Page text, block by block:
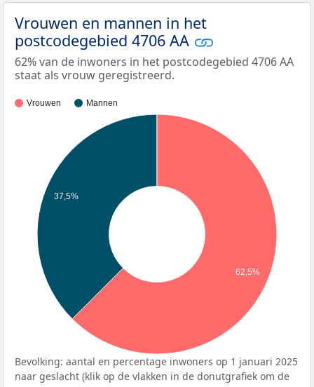
Vrouwen en mannen in het
postcodegebied 4706 AA
62% van de inwoners in het postcodegebied 4706 AA
staat als vrouw geregistreerd.
Vrouwen Mannen
37,5%
62,5%
Bevolking: aantal en percentage inwoners op 1 januari 2025
naar geslacht (klik op de vlakken in de donutgrafiek om de